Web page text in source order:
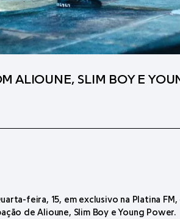
ALIOUNE, SLIM BOY E
feira, 15, em exclusivo na Platina FM,
de Alioune, Slim Boy e Young Power.